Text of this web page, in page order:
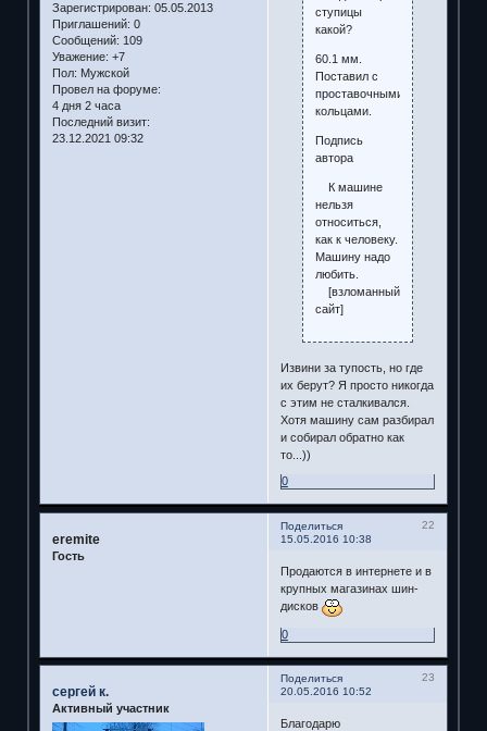
Зарегистрирован: 05.05.2013
Приглашений: 0
Сообщений: 109
Уважение: +7
Пол: Мужской
Провел на форуме:
4 дня 2 часа
Последний визит:
23.12.2021 09:32
ступицы
какой?
60.1 мм.
Поставил с
проставочными
кольцами.
Подпись
автора
К машине
нельзя
относиться,
как к человеку.
Машину надо
любить.
[взломанный
сайт]
Извини за тупость, но где
их берут? Я просто никогда
с этим не сталкивался.
Хотя машину сам разбирал
и собирал обратно как
то...))
0
Поделиться
22
15.05.2016 10:38
eremite
Гость
Продаются в интернете и в
крупных магазинах шин-
дисков
0
Поделиться
23
20.05.2016 10:52
сергей к.
Активный участник
Благодарю